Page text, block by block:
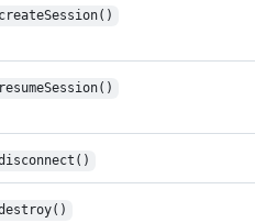
createSession()
resumeSession()